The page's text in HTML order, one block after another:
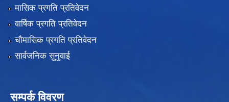
मासिक प्रगति प्रतिवेदन
वार्षिक प्रगति प्रतिवेदन
चौमासिक प्रगति प्रतिवेदन
सार्वजनिक सुनुवाई
सम्पर्क विवरण